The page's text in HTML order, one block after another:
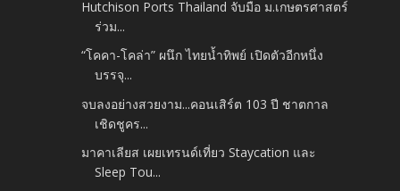
Hutchison Ports Thailand จับมือ ม.เกษตรศาสตร์
ร่วม...
“โคคา-โคล่า” ผนึก ไทยน้ำทิพย์ เปิดตัวอีกหนึ่ง
บรรจุ...
จบลงอย่างสวยงาม...คอนเสิร์ต 103 ปี ชาตกาล
เชิดชูคร...
มาคาเลียส เผยเทรนด์เที่ยว Staycation และ
Sleep Tou...